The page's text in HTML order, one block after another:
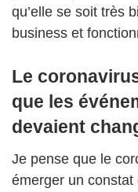
qu’elle se soit très
business et
Le
que les
devaient
Je pense que le
émerger un